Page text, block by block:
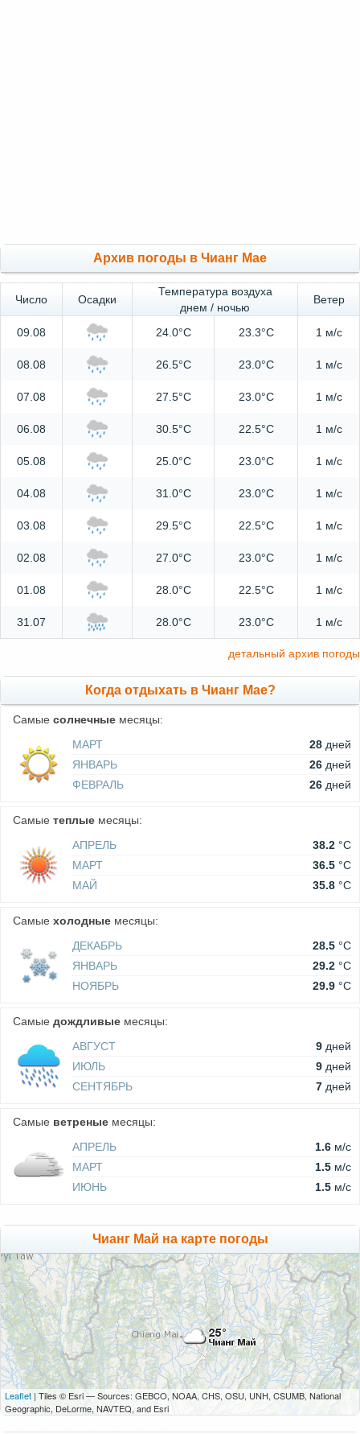
Архив погоды в Чианг Мае
Число Осадки
Температура воздуха
днем / ночью
Ветер
09.08 24.0°C 23.3°C 1 м/с
08.08 26.5°C 23.0°C 1 м/с
07.08 27.5°C 23.0°C 1 м/с
06.08 30.5°C 22.5°C 1 м/с
05.08 25.0°C 23.0°C 1 м/с
04.08 31.0°C 23.0°C 1 м/с
03.08 29.5°C 22.5°C 1 м/с
02.08 27.0°C 23.0°C 1 м/с
01.08 28.0°C 22.5°C 1 м/с
31.07 28.0°C 23.0°C 1 м/с
детальный архив погоды
Когда отдыхать в Чианг Мае?
Самые солнечные месяцы:
МАРТ
28 дней
ЯНВАРЬ
26 дней
ФЕВРАЛЬ
26 дней
Самые теплые месяцы:
АПРЕЛЬ
38.2 °C
МАРТ
36.5 °C
МАЙ
35.8 °C
Самые холодные месяцы:
ДЕКАБРЬ
28.5 °C
ЯНВАРЬ
29.2 °C
НОЯБРЬ
29.9 °C
Самые дождливые месяцы:
АВГУСТ
9 дней
ИЮЛЬ
9 дней
СЕНТЯБРЬ
7 дней
Самые ветреные месяцы:
АПРЕЛЬ
1.6 м/c
МАРТ
1.5 м/c
ИЮНЬ
1.5 м/c
Чианг Май на карте погоды
Leaflet | Tiles © Esri — Sources: GEBCO, NOAA, CHS, OSU, UNH, CSUMB, National
Geographic, DeLorme, NAVTEQ, and Esri